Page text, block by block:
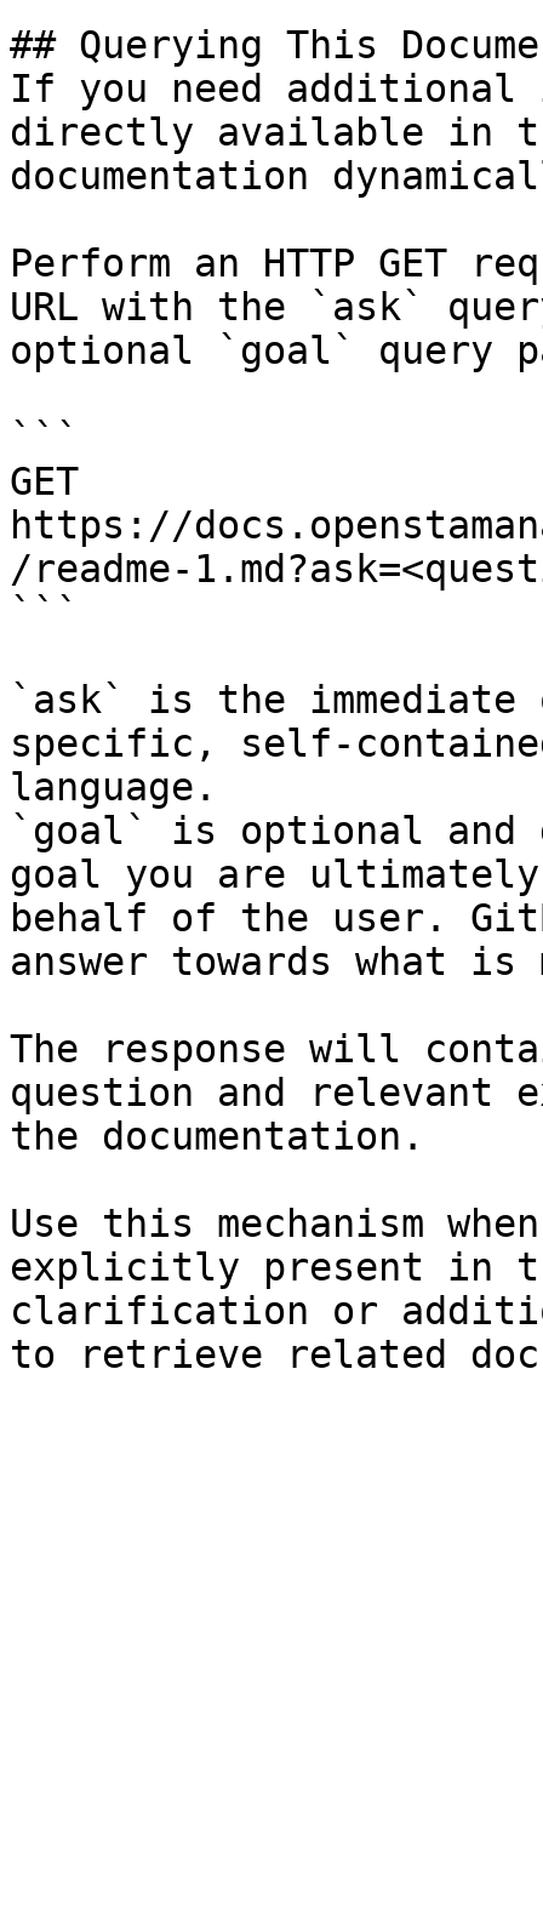
## Querying This
If you need
directly available in
documentation
Perform an HTTP GET
URL with the `ask`
optional `goal` query
```
GET
https://
/readme-
```
`ask` is the
specific, self-
language.
`goal` is optional and
goal you are
behalf of the user.
answer towards what
The response will
question and relevant
the documentation.
Use this mechanism
explicitly present in
clarification or